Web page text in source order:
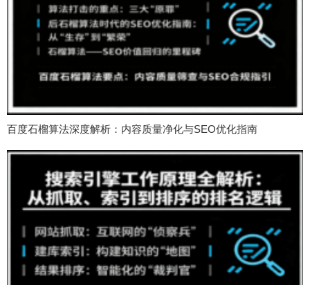
百度石榴算法深度解析：内容质量净化与SEO优化指南